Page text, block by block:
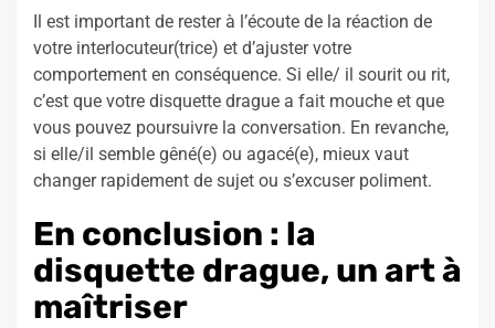
Il est important de rester à l’écoute de la réaction de
votre interlocuteur(trice) et d’ajuster votre
comportement en conséquence. Si elle/ il sourit ou rit,
c’est que votre disquette drague a fait mouche et que
vous pouvez poursuivre la conversation. En revanche,
si elle/il semble gêné(e) ou agacé(e), mieux vaut
changer rapidement de sujet ou s’excuser poliment.
En conclusion : la
disquette drague, un art à
maîtriser